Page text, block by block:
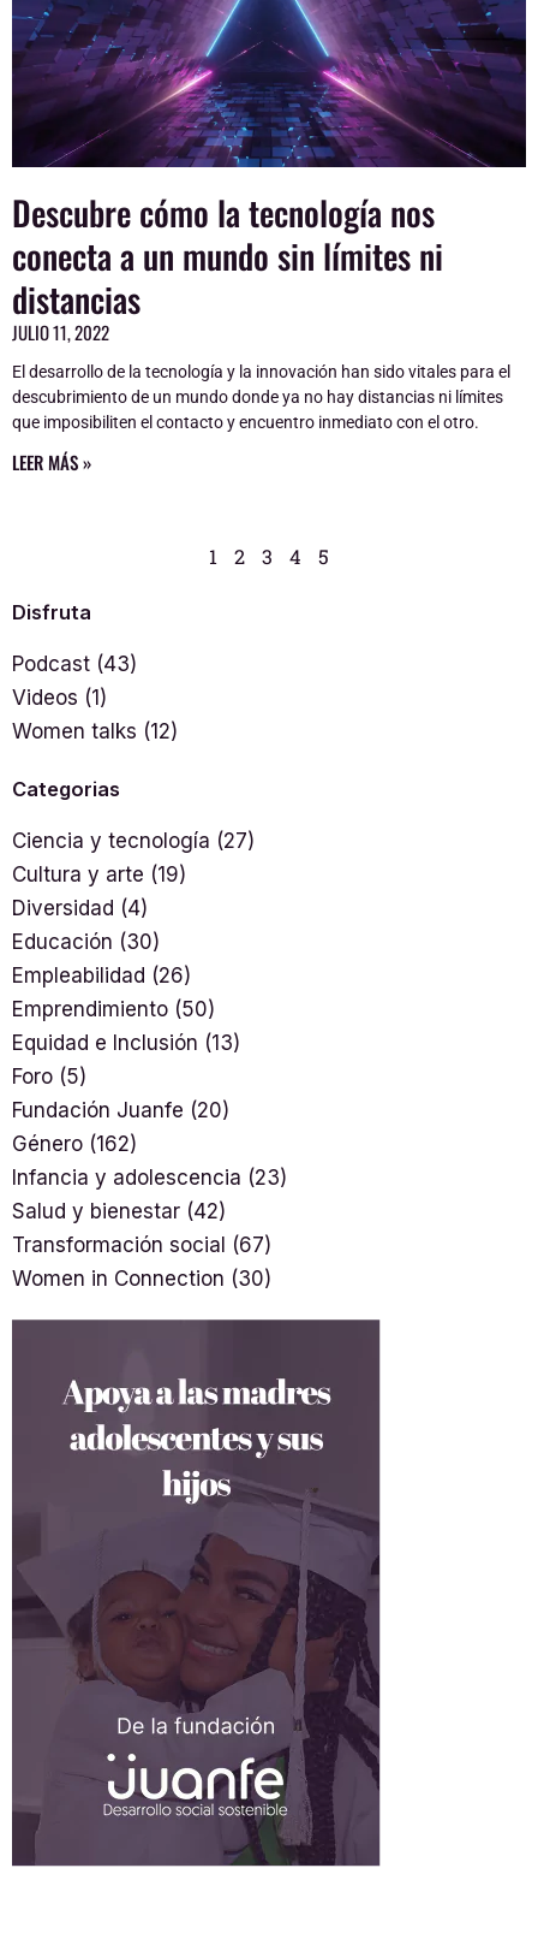
Descubre cómo la tecnología nos
conecta a un mundo sin límites ni
distancias
JULIO 11, 2022
El desarrollo de la tecnología y la innovación han sido vitales para el
descubrimiento de un mundo donde ya no hay distancias ni límites
que imposibiliten el contacto y encuentro inmediato con el otro.
LEER MÁS »
1 2 3 4 5
Disfruta
Podcast (43)
Videos (1)
Women talks (12)
Categorias
Ciencia y tecnología (27)
Cultura y arte (19)
Diversidad (4)
Educación (30)
Empleabilidad (26)
Emprendimiento (50)
Equidad e Inclusión (13)
Foro (5)
Fundación Juanfe (20)
Género (162)
Infancia y adolescencia (23)
Salud y bienestar (42)
Transformación social (67)
Women in Connection (30)